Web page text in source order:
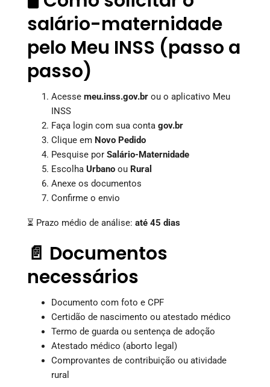
salário-maternidade
pelo Meu INSS (passo a
passo)
Acesse meu.inss.gov.br ou o aplicativo Meu
INSS
Faça login com sua conta gov.br
Clique em Novo Pedido
Pesquise por Salário-Maternidade
Escolha Urbano ou Rural
Anexe os documentos
Confirme o envio
⏳ Prazo médio de análise: até 45 dias
📄 Documentos
necessários
Documento com foto e CPF
Certidão de nascimento ou atestado médico
Termo de guarda ou sentença de adoção
Atestado médico (aborto legal)
Comprovantes de contribuição ou atividade
rural